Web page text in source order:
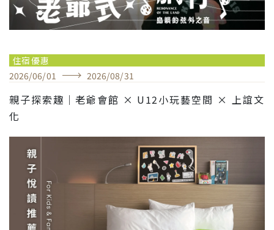
住宿優惠
2026/06/01 2026/08/31
親子探索趣｜老爺會館 × U12小玩藝空間 × 上誼文
化